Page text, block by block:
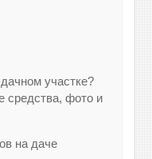
участке?
средства, фото и